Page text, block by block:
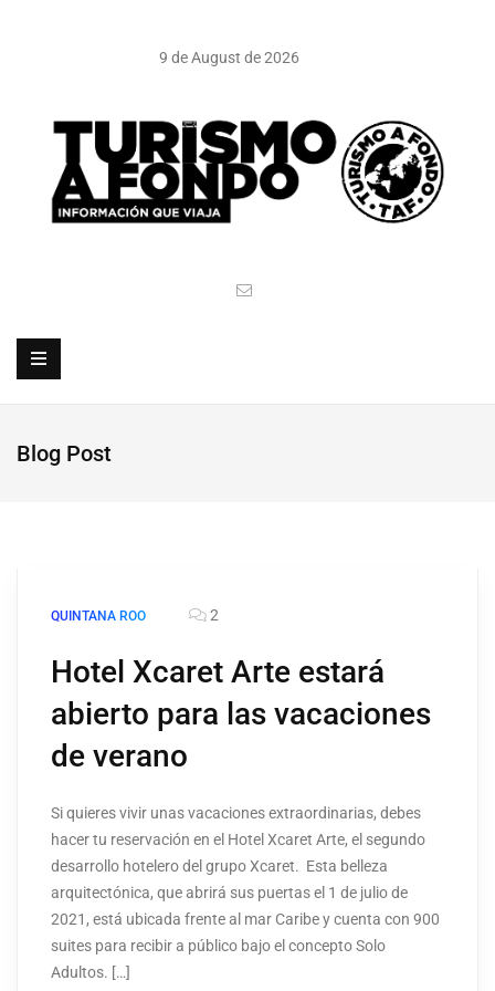
9 de August de 2026
Blog Post
QUINTANA ROO 2
Hotel Xcaret Arte estará
abierto para las vacaciones
de verano
Si quieres vivir unas vacaciones extraordinarias, debes
hacer tu reservación en el Hotel Xcaret Arte, el segundo
desarrollo hotelero del grupo Xcaret. Esta belleza
arquitectónica, que abrirá sus puertas el 1 de julio de
2021, está ubicada frente al mar Caribe y cuenta con 900
suites para recibir a público bajo el concepto Solo
Adultos. […]